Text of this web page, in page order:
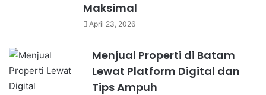
Maksimal
April 23, 2026
Menjual Properti di Batam
Lewat Platform Digital dan
Tips Ampuh